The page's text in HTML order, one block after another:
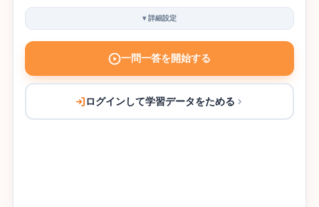
▾詳細設定
一問一答を開始する
ログインして学習データをためる